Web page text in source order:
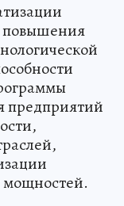
повышения
предприятий
мощностей.